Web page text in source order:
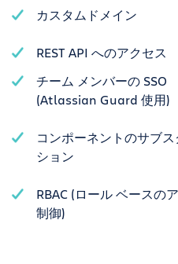
カスタムドメイン
REST API へのアクセス
チーム メンバーの SSO
(Atlassian Guard 使用)
コンポーネントのサブ
ション
RBAC (ロール ベースの
制御)